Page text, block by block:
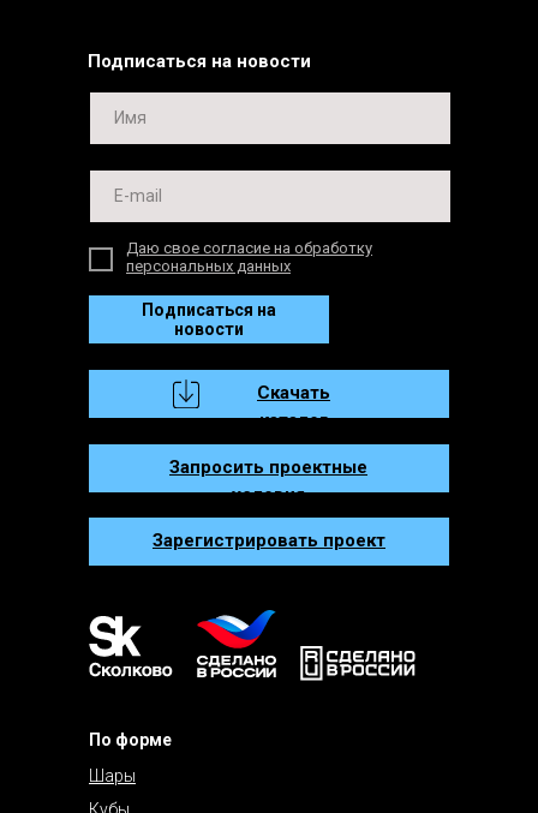
По форме
Шары
Подписаться на новости
Подписаться на
новости
Даю свое согласие на обработку
персональных данных
Скачать
каталог
Запросить проектные
условия
Зарегистрировать проект